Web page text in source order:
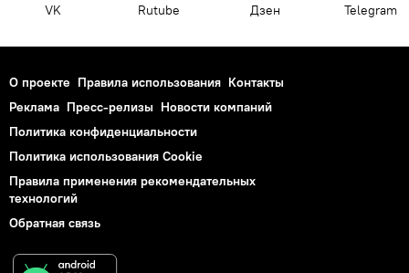
VK Rutube Дзен Telegram
О проекте Правила использования Контакты
Реклама Пресс-релизы Новости компаний
Политика конфиденциальности
Политика использования Cookie
Правила применения рекомендательных
технологий
Обратная связь